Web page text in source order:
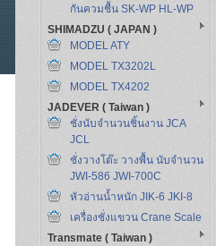
กันควมชื้น SK-WP HL-WP
SHIMADZU ( JAPAN )
MODEL ATY
MODEL TX3202L
MODEL TX4202
JADEVER ( Taiwan )
ชั่งนับจำนวนชิ้นงาน JCA
JCL
ชั่งวางโต๊ะ วางพื้น นับจำนวน
JWI-586 JWI-700C
หัวอ่านน้ำหนัก JIK-6 JKI-8
เครื่องชั่งแขวน Crane Scale
Transmate ( Taiwan )